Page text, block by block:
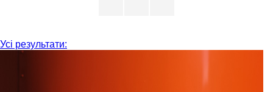
Усі результати: